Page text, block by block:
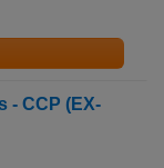
- CCP (EX-